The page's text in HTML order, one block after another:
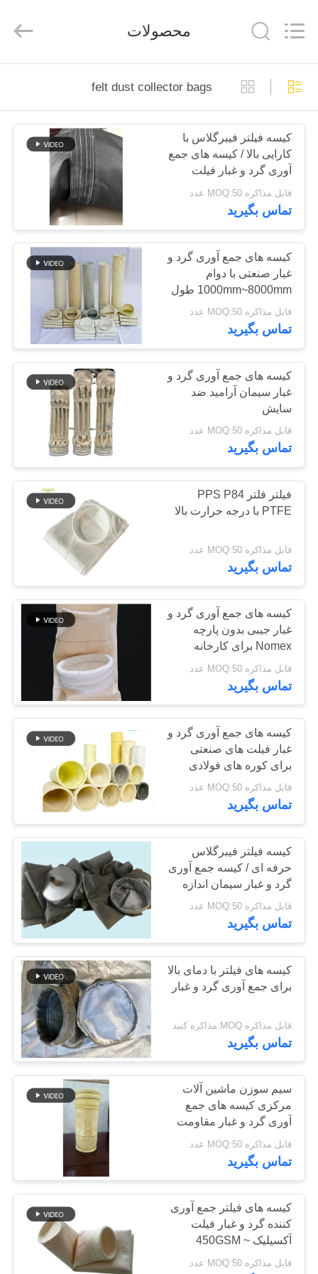
خانه
محصولات
دربارهی
کارخانه
کنترل
کیفیت
تماس
اخبار
درخواست
نقشه
سایت
سیاست
حفظ
حریم
خصوصی
Filter
Environmental
محصولات
felt dust collector bags
کیسه فیلتر فیبرگلاس با
کارایی بالا / کیسه های جمع
آوری گرد و غبار فیلت
اندازه سفارشی
قابل مذاکره MOQ:50 عدد
تماس بگیرید
کیسه های جمع آوری گرد و
غبار صنعتی با دوام
1000mm~8000mm طول
قابل مذاکره MOQ:50 عدد
تماس بگیرید
کیسه های جمع آوری گرد و
غبار سیمان آرامید ضد
سایش
قابل مذاکره MOQ:50 عدد
تماس بگیرید
فیلتر فلتر PPS P84
PTFE با درجه حرارت بالا
قابل مذاکره MOQ:50 عدد
تماس بگیرید
کیسه های جمع آوری گرد و
غبار جیبی بدون پارچه
Nomex برای کارخانه
آسفالت
قابل مذاکره MOQ:50 عدد
تماس بگیرید
کیسه های جمع آوری گرد و
غبار فیلت های صنعتی
برای کوره های فولادی
قابل مذاکره MOQ:50 عدد
تماس بگیرید
کیسه فیلتر فیبرگلاس
حرفه ای / کیسه جمع آوری
گرد و غبار سیمان اندازه
سفارشی
قابل مذاکره MOQ:50 عدد
تماس بگیرید
کیسه های فیلتر با دمای بالا
برای جمع آوری گرد و غبار
قابل مذاکره MOQ:مذاکره کنید
تماس بگیرید
سیم سوزن ماشین آلات
مرکزی کیسه های جمع
آوری گرد و غبار مقاومت
شیمیایی
قابل مذاکره MOQ:50 عدد
تماس بگیرید
کیسه های فیلتر جمع آوری
کننده گرد و غبار فیلت
آکسیلیک 450GSM ~
550GSM برای صنعت
قابل مذاکره MOQ:50 عدد